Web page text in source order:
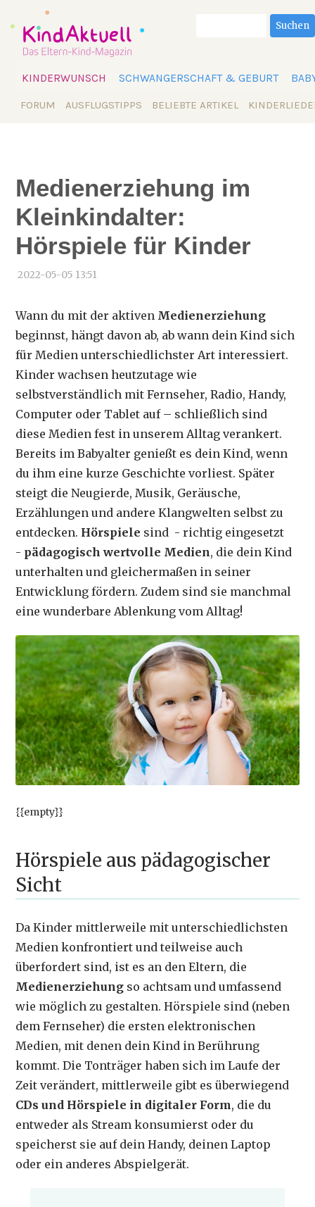
überspringen
KINDERWUNSCH SCHWANGERSCHAFT & GEBURT
Navigation
FORUM AUSFLUGSTIPPS BELIEBTE ARTIKEL
Suchen
Medienerziehung im
Kleinkindalter:
Hörspiele für Kinder
2022-05-05 13:51
Wann du mit der aktiven Medienerziehung
beginnst, hängt davon ab, ab wann dein Kind sich
für Medien unterschiedlichster Art interessiert.
Kinder wachsen heutzutage wie
selbstverständlich mit Fernseher, Radio, Handy,
Computer oder Tablet auf – schließlich sind
diese Medien fest in unserem Alltag verankert.
Bereits im Babyalter genießt es dein Kind, wenn
du ihm eine kurze Geschichte vorliest. Später
steigt die Neugierde, Musik, Geräusche,
Erzählungen und andere Klangwelten selbst zu
entdecken. Hörspiele sind - richtig eingesetzt
- pädagogisch wertvolle Medien, die dein Kind
unterhalten und gleichermaßen in seiner
Entwicklung fördern. Zudem sind sie manchmal
eine wunderbare Ablenkung vom Alltag!
{{empty}}
Hörspiele aus pädagogischer
Sicht
Da Kinder mittlerweile mit unterschiedlichsten
Medien konfrontiert und teilweise auch
überfordert sind, ist es an den Eltern, die
Medienerziehung so achtsam und umfassend
wie möglich zu gestalten. Hörspiele sind (neben
dem Fernseher) die ersten elektronischen
Medien, mit denen dein Kind in Berührung
kommt. Die Tonträger haben sich im Laufe der
Zeit verändert, mittlerweile gibt es überwiegend
CDs und Hörspiele in digitaler Form, die du
entweder als Stream konsumierst oder du
speicherst sie auf dein Handy, deinen Laptop
oder ein anderes Abspielgerät.